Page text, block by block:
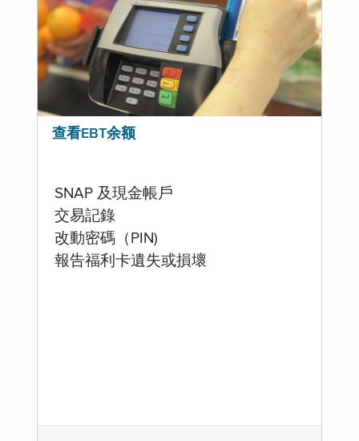
查看EBT余额
SNAP 及現金帳戶
交易記錄
改動密碼（PIN)
報告福利卡遺失或損壞